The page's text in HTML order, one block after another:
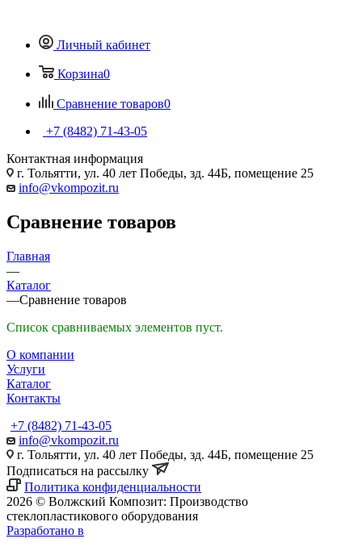
Личный кабинет
Корзина0
Сравнение товаров0
+7 (8482) 71-43-05
Контактная информация
г. Тольятти, ул. 40 лет Победы, зд. 44Б, помещение 25
info@vkompozit.ru
Сравнение товаров
Главная
—
Каталог
—Сравнение товаров
Список сравниваемых элементов пуст.
О компании
Услуги
Каталог
Контакты
+7 (8482) 71-43-05
info@vkompozit.ru
г. Тольятти, ул. 40 лет Победы, зд. 44Б, помещение 25
Подписаться на рассылку
Политика конфиденциальности
2026 © Волжский Композит: Производство
стеклопластикового оборудования
Разработано в